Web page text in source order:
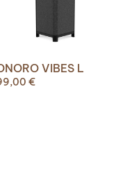
VIBES L
€